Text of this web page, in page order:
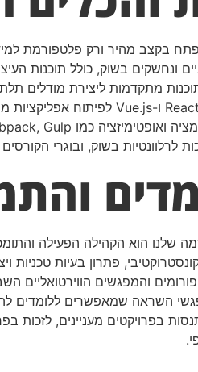
בקצב מהיר ורק פלטפורמת
ותוכנות מתקדמות ליצירת מודלים
לרלוונטיות בשוק, ובוגרי
שלנו הוא הקהילה הפעילה
פתרון בעיות טכניות
והמפגשים
השראה שמאפשרים ללומדים
בפרויקטים מעניינים, לזכות